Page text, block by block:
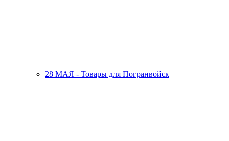
28 МАЯ - Товары для Погранвойск